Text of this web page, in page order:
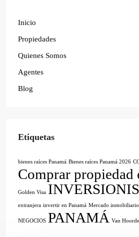
Inicio
Propiedades
Quienes Somos
Agentes
Blog
Etiquetas
bienes raíces Panamá Bienes raíces Panamá 2026
Comprar propiedad
Golden Visa
extranjera invertir en Panamá Mercado inmobiliario
NEGOCIOS PANAMÁ Van